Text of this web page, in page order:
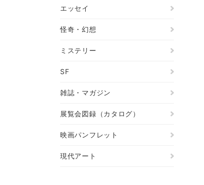
エッセイ
怪奇・幻想
ミステリー
SF
雑誌・マガジン
展覧会図録（カタログ）
映画パンフレット
現代アート